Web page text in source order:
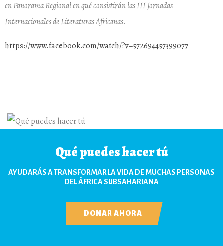
en Panorama Regional en qué consistirán las III Jornadas
Internacionales de Literaturas Africanas.
https://www.facebook.com/watch/?v=572694457399077
Qué puedes hacer tú
AYUDARÁS A TRANSFORMAR LA VIDA DE MUCHAS PERSONAS
DEL ÁFRICA SUBSAHARIANA
DONAR AHORA